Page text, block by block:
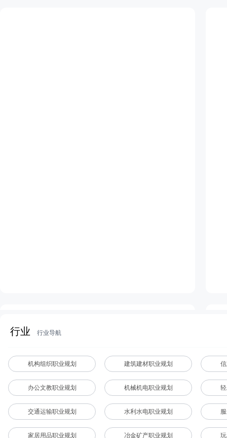
行业 行业导航
机构组织职业规划 建筑建材职业规划
办公文教职业规划 机械机电职业规划
交通运输职业规划 水利水电职业规划
家居用品职业规划 冶金矿产职业规划